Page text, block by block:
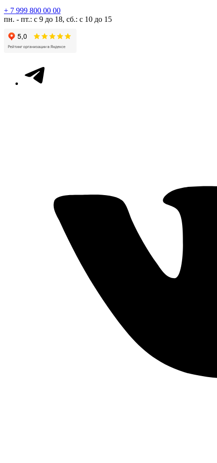
+ 7 999 800 00 00
пн. - пт.: с 9 до 18, сб.: с 10 до 15